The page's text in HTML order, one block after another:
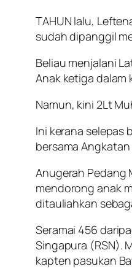
TAHUN lalu,
sudah dipanggil
Beliau menjalani
Anak ketiga dalam
Namun, kini 2Lt
Ini kerana selepas
bersama
Anugerah Pedang
mendorong anak
ditauliahkan
Seramai 456
Singapura (RSN).
kapten pasukan